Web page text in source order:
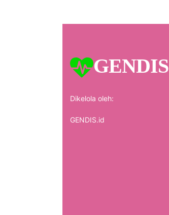
GENDIS
Dikelola oleh:
GENDIS.id